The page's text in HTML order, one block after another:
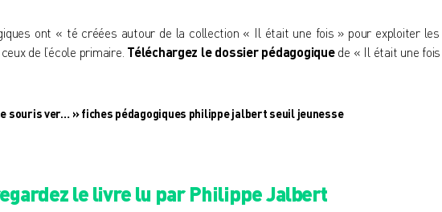
ont « té créées autour de la collection « Il était une fois » pour exploiter les
de l’école primaire. Téléchargez le dossier pédagogiquede « Il était une fois
souris ver… » fiches pédagogiques philippe jalbert seuil jeunesse
le livre lu par Philippe Jalbert